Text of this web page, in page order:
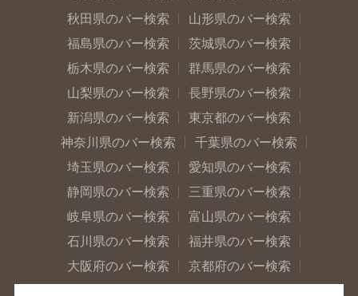
秋田県のバー検索
山形県のバー検索
福島県のバー検索
茨城県のバー検索
栃木県のバー検索
群馬県のバー検索
山梨県のバー検索
長野県のバー検索
新潟県のバー検索
東京都のバー検索
神奈川県のバー検索
千葉県のバー検索
埼玉県のバー検索
愛知県のバー検索
静岡県のバー検索
三重県のバー検索
岐阜県のバー検索
富山県のバー検索
石川県のバー検索
福井県のバー検索
大阪府のバー検索
京都府のバー検索